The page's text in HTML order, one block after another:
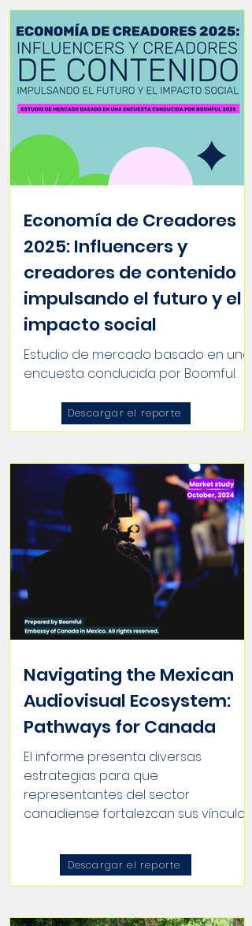
Economía de Creadores
2025: Influencers y
creadores de contenido
impulsando el futuro y el
impacto social
Estudio de mercado basado en una
encuesta conducida por Boomful.
Navigating the Mexican
Audiovisual Ecosystem:
Pathways for Canada
El informe presenta diversas
estrategias para que
representantes del sector
canadiense fortalezcan sus vínculos
Descargar el reporte
Descargar el reporte